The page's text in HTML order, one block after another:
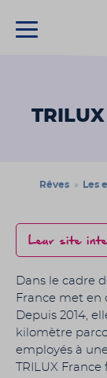
TRILUX
Rêves » Les
Leur site
Dans le cadre
France met
Depuis 2014,
kilomètre
employés à
TRILUX